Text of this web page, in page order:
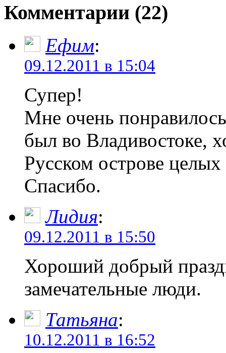
Комментарии (22)
Ефим:
09.12.2011 в 15:04
Супер!
Мне очень
был во Владивостоке,
Русском острове
Спасибо.
Лидия:
09.12.2011 в 15:50
Хороший добрый
замечательные люди.
Татьяна:
10.12.2011 в 16:52